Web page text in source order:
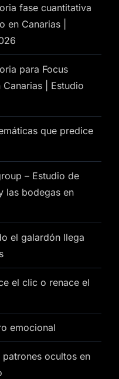
fase cuantitativa
en Canarias |
para Focus
| Estudio
que predice
– Estudio de
las bodegas en
el galardón llega
el clic o renace el
emocional
ocultos en